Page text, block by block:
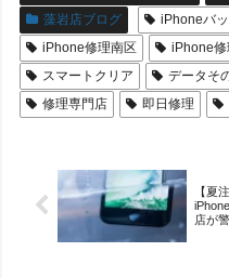
藻岩店ブログ
iPhoneバ
iPhone修理南区
iPhone修
スマートクリア
データそ
修理専門店
即日修理
【夏
店が